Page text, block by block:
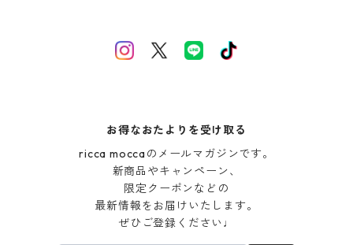
お得なおたよりを受け取る
ricca moccaのメールマガジンです。
新商品やキャンペーン、
限定クーポンなどの
最新情報をお届けいたします。
ぜひご登録ください♩